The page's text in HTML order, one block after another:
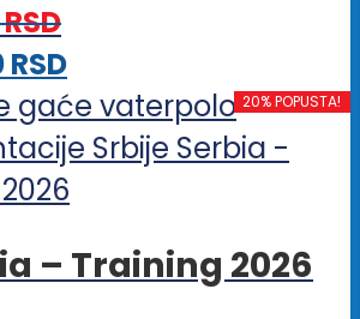
biti
izabrane
na
stranici
proizvoda.
RSD
RSDOvaj
proizvod
ima
više
Opcije
20% POPUSTA!
– Training 2026